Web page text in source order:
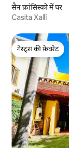
सैन फ्रांसिस्को में घर
Casita Xallí
गेस्ट्स की फ़ेवरेट
गेस्ट्स की फ़ेवरेट